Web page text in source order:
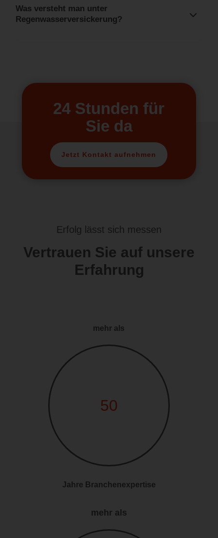
Was versteht man unter
Regenwasserversickerung?
24 Stunden für
Sie da
Jetzt Kontakt aufnehmen
Erfolg lässt sich messen
Vertrauen Sie auf unsere
Erfahrung
mehr als
50
Jahre Branchenexpertise
mehr als